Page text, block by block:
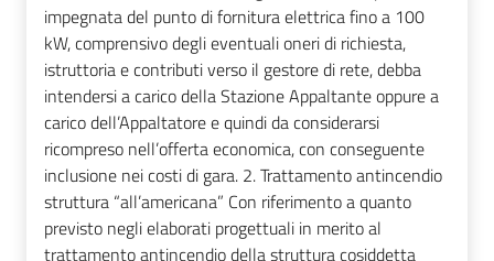
impegnata del punto di fornitura elettrica fino a 100
kW, comprensivo degli eventuali oneri di richiesta,
istruttoria e contributi verso il gestore di rete, debba
intendersi a carico della Stazione Appaltante oppure a
carico dell’Appaltatore e quindi da considerarsi
ricompreso nell’offerta economica, con conseguente
inclusione nei costi di gara. 2. Trattamento antincendio
struttura “all’americana” Con riferimento a quanto
previsto negli elaborati progettuali in merito al
trattamento antincendio della struttura cosiddetta